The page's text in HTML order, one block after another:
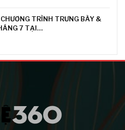
TRÌNH TRƯNG BÀY &
7 TẠI…